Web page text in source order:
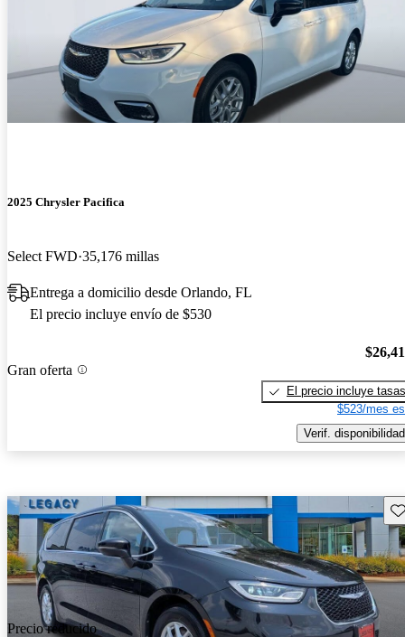
2025 Chrysler Pacifica
Select FWD 35,176 millas
Entrega a domicilio desde Orlando, FL
El precio incluye envío de $530
Gran oferta
El precio incluye tasas
$523/mes
Verif. disponibilidad
Precio reducido